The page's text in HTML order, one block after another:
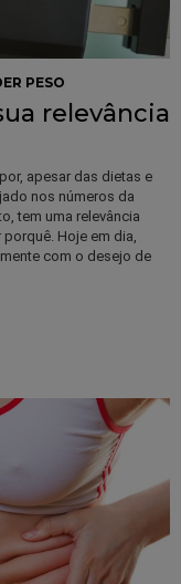
PESO
relevância
apesar das dietas e
nos números da
tem uma relevância
Hoje em dia,
com o desejo de